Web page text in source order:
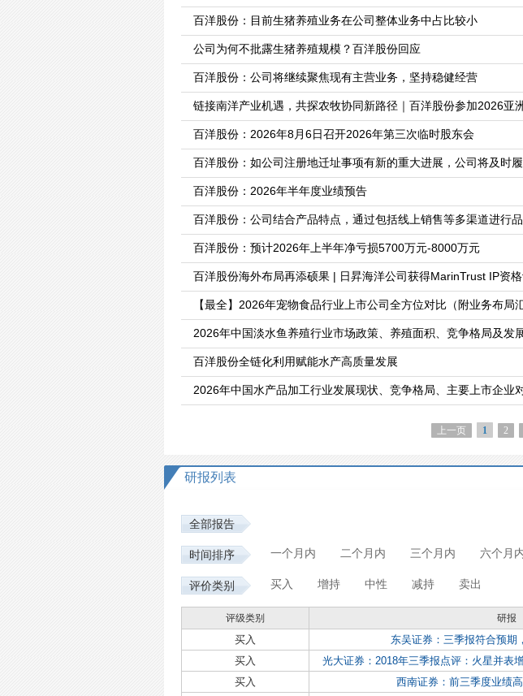
百洋股份：目前生猪养殖业务在公司整体业务中占比较小
公司为何不批露生猪养殖规模？百洋股份回应
百洋股份：公司将继续聚焦现有主营业务，坚持稳健经营
链接南洋产业机遇，共探农牧协同新路径｜百洋股份参加2026亚
百洋股份：2026年8月6日召开2026年第三次临时股东会
百洋股份：如公司注册地迁址事项有新的重大进展，公司将及时
百洋股份：2026年半年度业绩预告
百洋股份：公司结合产品特点，通过包括线上销售等多渠道进行
百洋股份：预计2026年上半年净亏损5700万元-8000万元
百洋股份海外布局再添硕果 | 日昇海洋公司获得MarinTrust IP资
【最全】2026年宠物食品行业上市公司全方位对比（附业务布局
2026年中国淡水鱼养殖行业市场政策、养殖面积、竞争格局及发
百洋股份全链化利用赋能水产高质量发展
上一页 1 2
研报列表
全部报告
时间排序 一个月内 二个月内 三个月内 六个月
评价类别 买入 增持 中性 减持 卖出
评级类别 研报
买入 东吴证券：三季报符合预期
买入
光大证券：2018年三季报点评：火星并表
买入
西南证券：前三季度业绩